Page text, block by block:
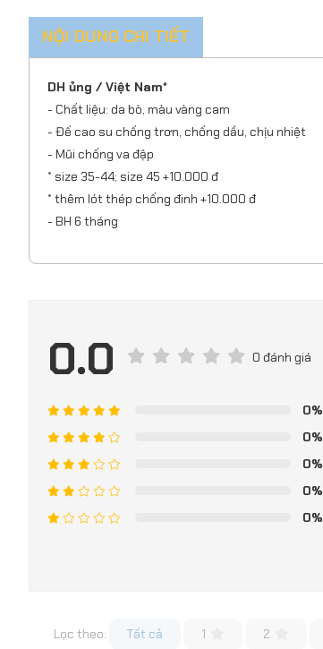
NỘI DUNG CHI TIẾT
DH ủng / Việt Nam*
- Chất liệu: da bò, màu vàng cam
- Đế cao su chống trơn, chống dầu, chịu nhiệt
- Mũi chống va đập
* size 35-44; size 45 +10.000 đ
* thêm lót thép chống đinh +10.000 đ
- BH 6 tháng
0.0 0 đánh giá
0%
0%
0%
0%
0%
Lọc theo: Tất cả 1 2